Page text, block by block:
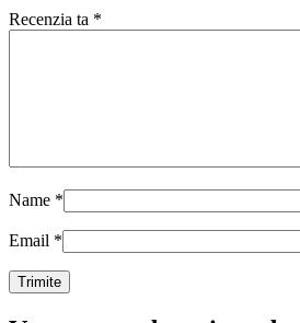
Recenzia ta *
Name *
Email *